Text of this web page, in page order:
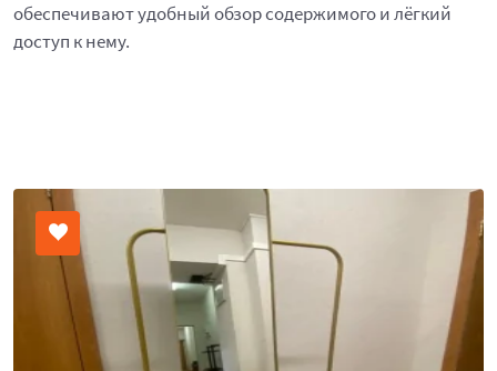
обеспечивают удобный обзор содержимого и лёгкий
доступ к нему.